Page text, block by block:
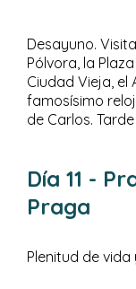
Desayuno.
Pólvora, la
Ciudad Vieja,
famosísimo
de Carlos.
Día 11 -
Praga
Plenitud de